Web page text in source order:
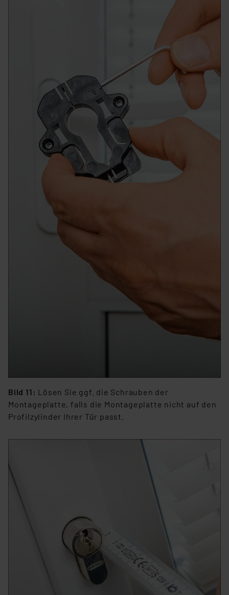
Bild 11: Lösen Sie ggf. die Schrauben der
Montageplatte, falls die Montageplatte nicht auf den
Profilzylinder Ihrer Tür passt.